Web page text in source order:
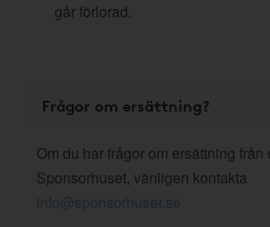
går förlorad.
Frågor om ersättning?
Om du har frågor om ersättning från
Sponsorhuset, vänligen kontakta
info@sponsorhuset.se